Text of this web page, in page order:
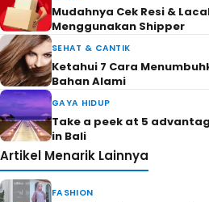
Mudahnya Cek Resi &
Menggunakan Shipper
SEHAT & CANTIK
Ketahui 7 Cara
Bahan Alami
GAYA HIDUP
Take a peek at 5
in Bali
Artikel Menarik Lainnya
FASHION